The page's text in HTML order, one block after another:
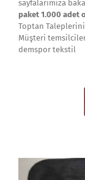
sayfalarımıza
paket 1.000 adet
Toptan
Müşteri
demspor tekstil